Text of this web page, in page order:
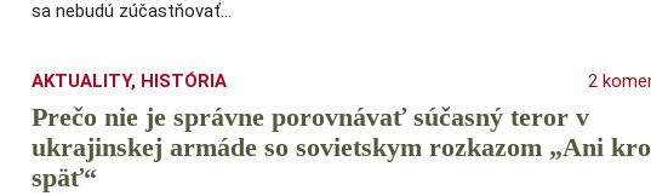
sa nebudú zúčastňovať…
AKTUALITY, HISTÓRIA 2
Prečo nie je správne porovnávať súčasný teror v
ukrajinskej armáde so sovietskym rozkazom „Ani
späť“